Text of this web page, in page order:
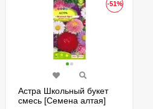
-51%
Астра Школьный букет
смесь [Семена алтая]